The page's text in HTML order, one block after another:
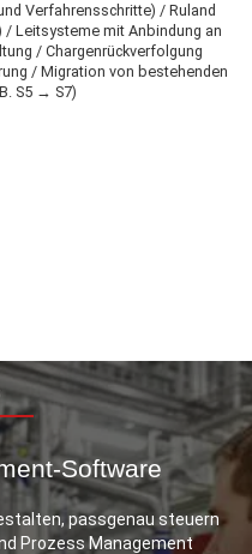
Verfahrensschritte) / Ruland
/ Leitsysteme mit Anbindung an
/ Chargenrückverfolgung
/ Migration von bestehenden
S5 → S7)
Software
passgenau steuern
Prozess Management